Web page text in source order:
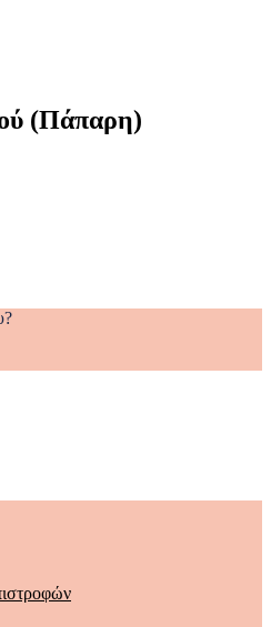
(Πάπαρη)